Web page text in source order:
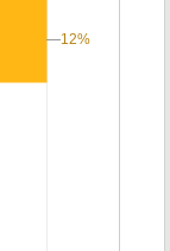
12%
12%